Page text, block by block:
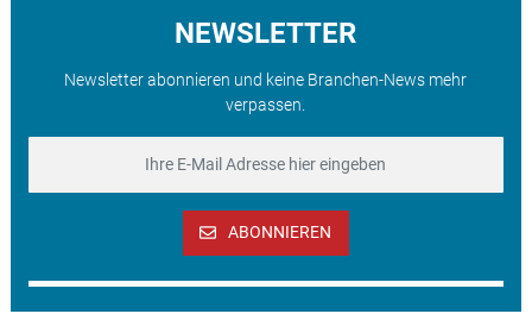
NEWSLETTER
Newsletter abonnieren und keine Branchen-News mehr
verpassen.
ABONNIEREN